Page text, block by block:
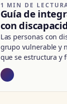
1 MIN DE
Guía de
con
Las personas con
grupo vulnerable y
que se estructura y